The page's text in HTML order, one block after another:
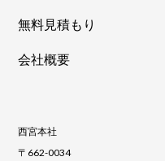
無料見積もり
会社概要
西宮本社
〒662-0034